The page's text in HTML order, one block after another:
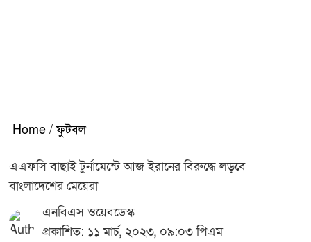
Home / ফুটবল
এএফসি বাছাই টুর্নামেন্টে আজ ইরানের বিরুদ্ধে লড়বে
বাংলাদেশের মেয়েরা
এনবিএস ওয়েবডেস্ক
প্রকাশিত: ১১ মার্চ, ২০২৩, ০৯:০৩ পিএম